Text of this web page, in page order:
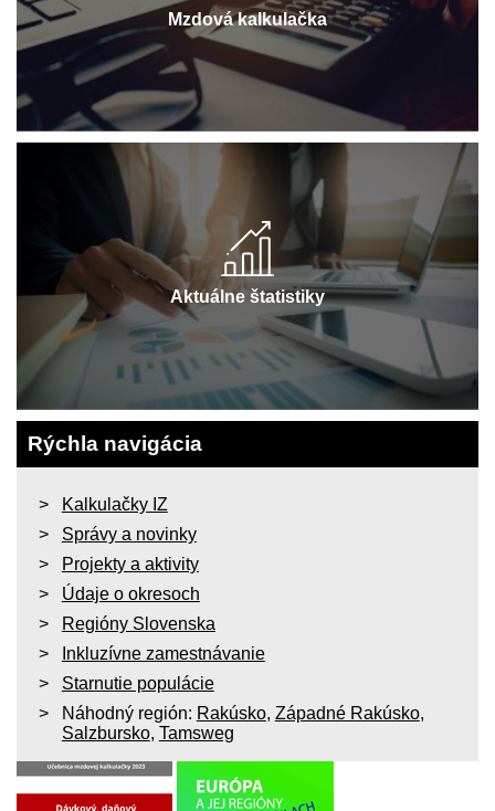
Mzdová kalkulačka
Aktuálne štatistiky
Rýchla navigácia
Kalkulačky IZ
Správy a novinky
Projekty a aktivity
Údaje o okresoch
Regióny Slovenska
Inkluzívne zamestnávanie
Starnutie populácie
Náhodný región: Rakúsko, Západné Rakúsko,
Salzbursko, Tamsweg